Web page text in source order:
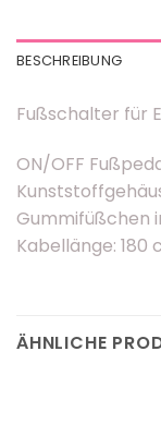
BESCHREIBUNG
Fußschalter für
ON/OFF
Gummifüßchen
Kabellänge: 180
ÄHNLICHE